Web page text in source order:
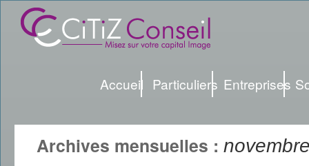
Accueil Particuliers Entreprises
Archives mensuelles :